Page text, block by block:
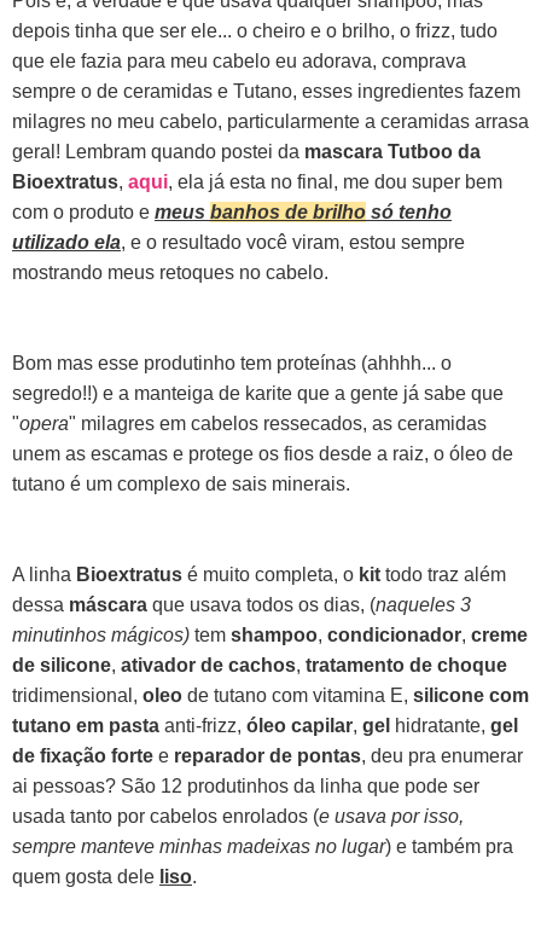
depois tinha que ser ele... o cheiro e o brilho, o frizz, tudo
que ele fazia para meu cabelo eu adorava, comprava
sempre o de ceramidas e Tutano, esses ingredientes fazem
milagres no meu cabelo, particularmente a ceramidas arrasa
geral! Lembram quando postei da mascara Tutboo da
Bioextratus, aqui, ela já esta no final, me dou super bem
com o produto e meus banhos de brilho só tenho
utilizado ela, e o resultado você viram, estou sempre
mostrando meus retoques no cabelo.
Bom mas esse produtinho tem proteínas (ahhhh... o
segredo!!) e a manteiga de karite que a gente já sabe que
"opera" milagres em cabelos ressecados, as ceramidas
unem as escamas e protege os fios desde a raiz, o óleo de
tutano é um complexo de sais minerais.
A linha Bioextratus é muito completa, o kit todo traz além
dessa máscara que usava todos os dias, (naqueles 3
minutinhos mágicos) tem shampoo, condicionador, creme
de silicone, ativador de cachos, tratamento de choque
tridimensional, oleo de tutano com vitamina E, silicone com
tutano em pasta anti-frizz, óleo capilar, gel hidratante, gel
de fixação forte e reparador de pontas, deu pra enumerar
ai pessoas? São 12 produtinhos da linha que pode ser
usada tanto por cabelos enrolados (e usava por isso,
sempre manteve minhas madeixas no lugar) e também pra
quem gosta dele liso.